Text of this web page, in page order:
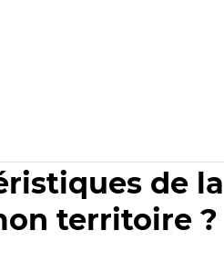
de
territoire ?